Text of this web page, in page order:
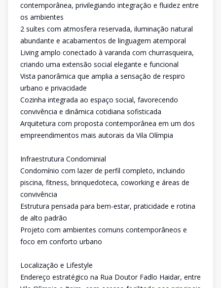
contemporânea, privilegiando integração e fluidez entre
os ambientes
2 suítes com atmosfera reservada, iluminação natural
abundante e acabamentos de linguagem atemporal
Living amplo conectado à varanda com churrasqueira,
criando uma extensão social elegante e funcional
Vista panorâmica que amplia a sensação de respiro
urbano e privacidade
Cozinha integrada ao espaço social, favorecendo
convivência e dinâmica cotidiana sofisticada
Arquitetura com proposta contemporânea em um dos
empreendimentos mais autorais da Vila Olímpia
Infraestrutura Condominial
Condomínio com lazer de perfil completo, incluindo
piscina, fitness, brinquedoteca, coworking e áreas de
convivência
Estrutura pensada para bem-estar, praticidade e rotina
de alto padrão
Projeto com ambientes comuns contemporâneos e
foco em conforto urbano
Localização e Lifestyle
Endereço estratégico na Rua Doutor Fadlo Haidar, entre